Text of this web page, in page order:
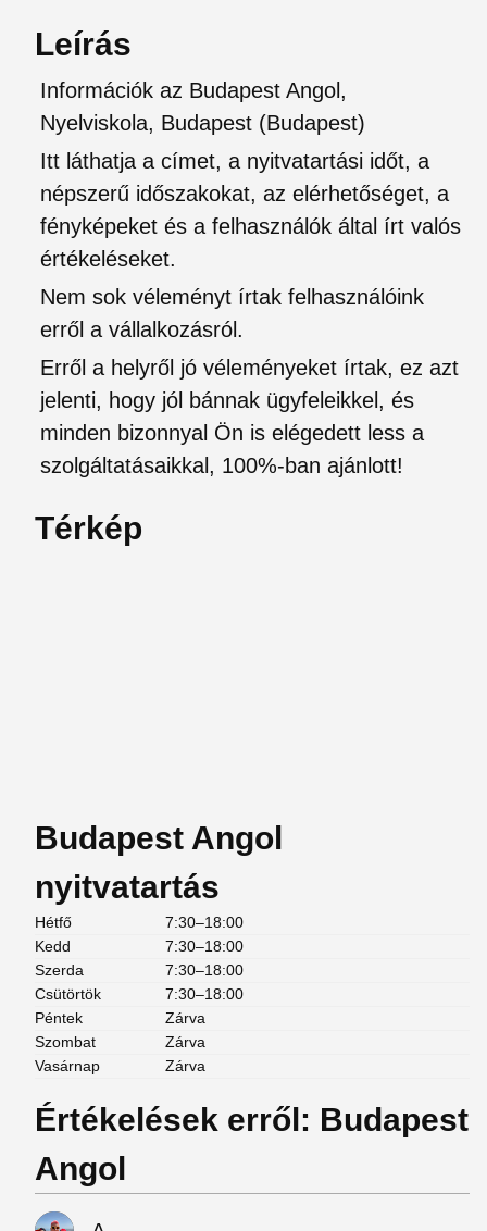
Leírás
Információk az Budapest Angol,
Nyelviskola, Budapest (Budapest)
Itt láthatja a címet, a nyitvatartási időt, a
népszerű időszakokat, az elérhetőséget, a
fényképeket és a felhasználók által írt valós
értékeléseket.
Nem sok véleményt írtak felhasználóink
erről a vállalkozásról.
Erről a helyről jó véleményeket írtak, ez azt
jelenti, hogy jól bánnak ügyfeleikkel, és
minden bizonnyal Ön is elégedett less a
szolgáltatásaikkal, 100%-ban ajánlott!
Térkép
Budapest Angol
nyitvatartás
Hétfő
7:30–18:00
Kedd
7:30–18:00
Szerda
7:30–18:00
Csütörtök
7:30–18:00
Péntek
Zárva
Szombat
Zárva
Vasárnap
Zárva
Értékelések erről: Budapest
Angol